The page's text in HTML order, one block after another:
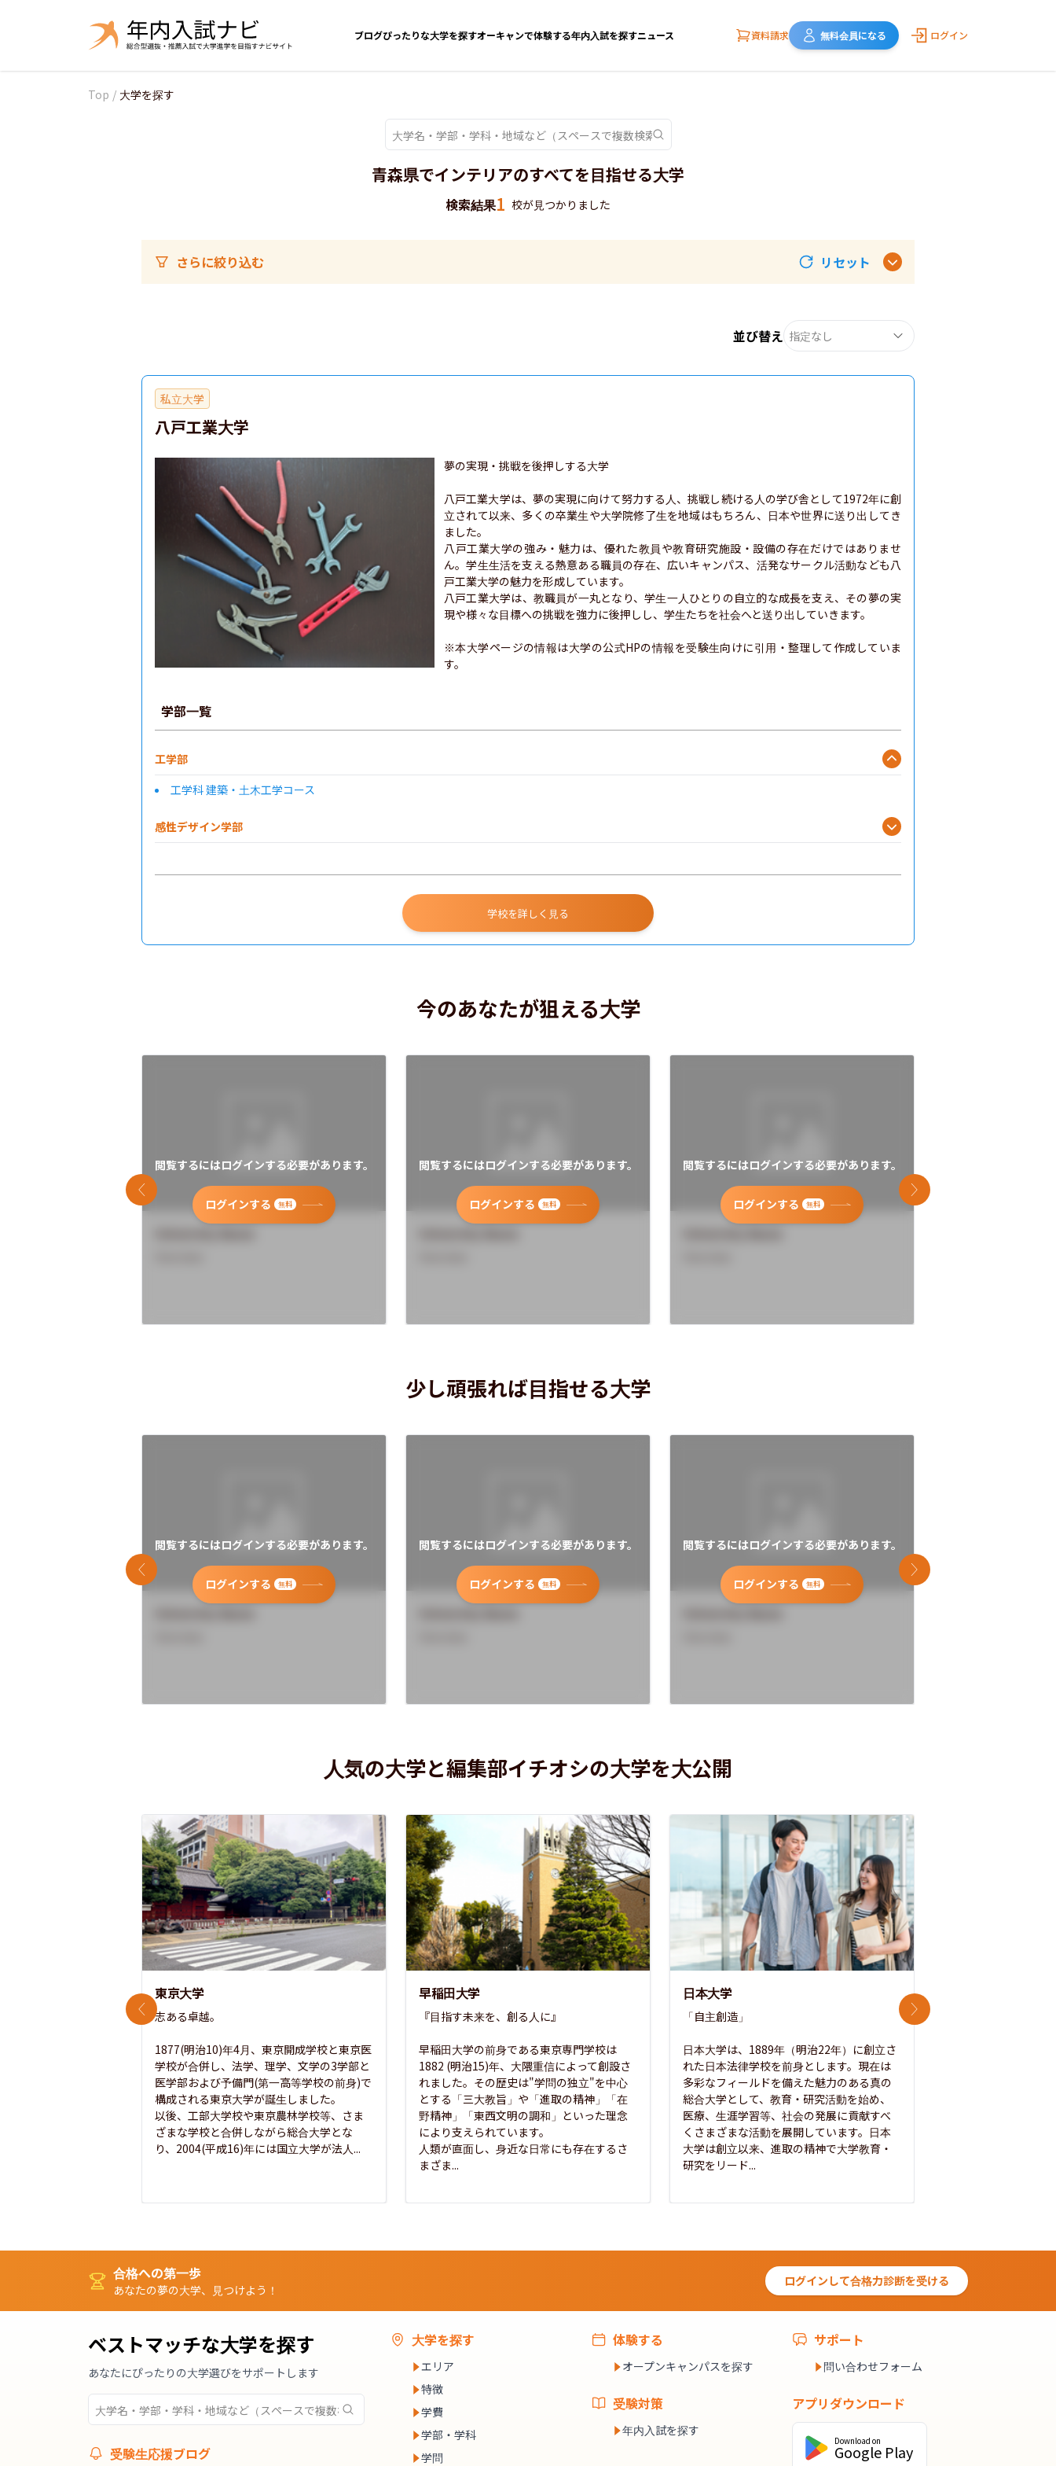
ブログぴったりな大学を探すオーキャンで体験する年内入試を探すニュース 資料請求 無料会員になる ログイン
Top / 大学を探す
青森県でインテリアのすべてを目指せる大学
検索結果1 校が見つかりました
さらに絞り込む リセット
並び替え 指定なし
私立大学
八戸工業大学
夢の実現・挑戦を後押しする大学
八戸工業大学は、夢の実現に向けて努力する人、挑戦し続ける人の学び舎として1972年に創
立されて以来、多くの卒業生や大学院修了生を地域はもちろん、日本や世界に送り出してき
ました。
八戸工業大学の強み・魅力は、優れた教員や教育研究施設・設備の存在だけではありませ
ん。学生生活を支える熱意ある職員の存在、広いキャンパス、活発なサークル活動なども八
戸工業大学の魅力を形成しています。
八戸工業大学は、教職員が一丸となり、学生一人ひとりの自立的な成長を支え、その夢の実
現や様々な目標への挑戦を強力に後押しし、学生たちを社会へと送り出していきます。
※本大学ページの情報は大学の公式HPの情報を受験生向けに引用・整理して作成していま
す。
学部一覧
工学部
工学科 建築・土木工学コース
感性デザイン学部
学校を詳しく見る
今のあなたが狙える大学
閲覧するにはログインする必要があります。
ログインする 無料
閲覧するにはログインする必要があります。
ログインする 無料
閲覧するにはログインする必要があります。
ログインする 無料
前のスライド 次のスライド
少し頑張れば目指せる大学
閲覧するにはログインする必要があります。
ログインする 無料
閲覧するにはログインする必要があります。
ログインする 無料
閲覧するにはログインする必要があります。
ログインする 無料
前のスライド 次のスライド
人気の大学と編集部イチオシの大学を大公開
東京大学
志ある卓越。
1877(明治10)年4月、東京開成学校と東京医
学校が合併し、法学、理学、文学の3学部と
医学部および予備門(第一高等学校の前身)で
構成される東京大学が誕生しました。
以後、工部大学校や東京農林学校等、さま
ざまな学校と合併しながら総合大学とな
り、2004(平成16)年には国立大学が法人...
早稲田大学
『目指す未来を、創る人に』
早稲田大学の前身である東京専門学校は
1882 (明治15)年、大隈重信によって創設さ
れました。その歴史は"学問の独立"を中心
とする「三大教旨」や「進取の精神」「在
野精神」「東西文明の調和」といった理念
により支えられています。
人類が直面し、身近な日常にも存在するさ
まざま...
日本大学
「自主創造」
日本大学は、1889年（明治22年）に創立さ
れた日本法律学校を前身とします。現在は
多彩なフィールドを備えた魅力のある真の
総合大学として、教育・研究活動を始め、
医療、生涯学習等、社会の発展に貢献すべ
くさまざまな活動を展開しています。日本
大学は創立以来、進取の精神で大学教育・
研究をリード...
前のスライド 次のスライド
合格への第一歩
あなたの夢の大学、見つけよう！
ログインして合格力診断を受ける
ベストマッチな大学を探す
あなたにぴったりの大学選びをサポートします
受験生応援ブログ
大学を探す
エリア
特徴
学費
学部・学科
学問
体験する
オープンキャンパスを探す
受験対策
年内入試を探す
サポート
問い合わせフォーム
アプリダウンロード
Download on
Google Play